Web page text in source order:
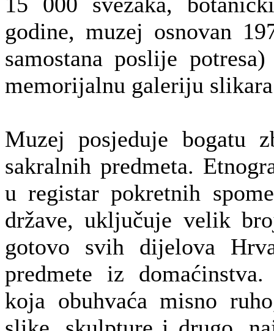
godine, muzej osnovan
samostana poslije
memorijalnu galeriju
Muzej posjeduje bogatu
sakralnih predmeta.
u registar pokretnih
države, uključuje velik
gotovo svih dijelova
predmete iz
koja obuhvaća misno